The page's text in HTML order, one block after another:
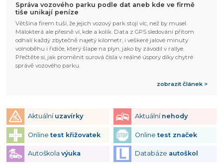
Správa vozového parku podle dat aneb kde ve firmě
tiše unikají peníze
Většina firem tuší, že jejich vozový park stojí víc, než by musel.
Málokterá ale přesně ví, kde a kolik. Data z GPS sledování přitom
odhalí každý zbytečně najetý kilometr, i veškeré jalové minuty
volnoběhu i řidiče, který šlape na plyn, jako by závodil v rallye.
Přečtěte si, jak proměnit surová čísla v reálné úspory díky chytré
správě vozového parku.
zobrazit článek >
Aktuální uzavírky Aktuální nehody
Onlinetest křižovatek Onlinetest značek
Autoškola výuka Databáze autoškol